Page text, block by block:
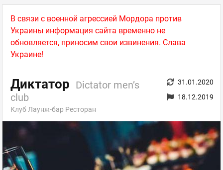
В связи с военной агрессией Мордора против
Украины информация сайта временно не
обновляется, приносим свои извинения. Слава
Украине!
Диктатор Dictator men’s
club
Клуб Лаунж-бар Ресторан
31.01.2020
18.12.2019